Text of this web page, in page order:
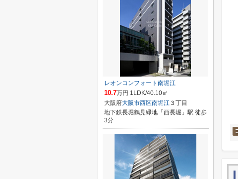
レオンコンフォート南堀江
10.7万円 1LDK/40.10㎡
大阪府大阪市西区南堀江 ３丁目
地下鉄長堀鶴見緑地「西長堀」駅 徒歩
3分